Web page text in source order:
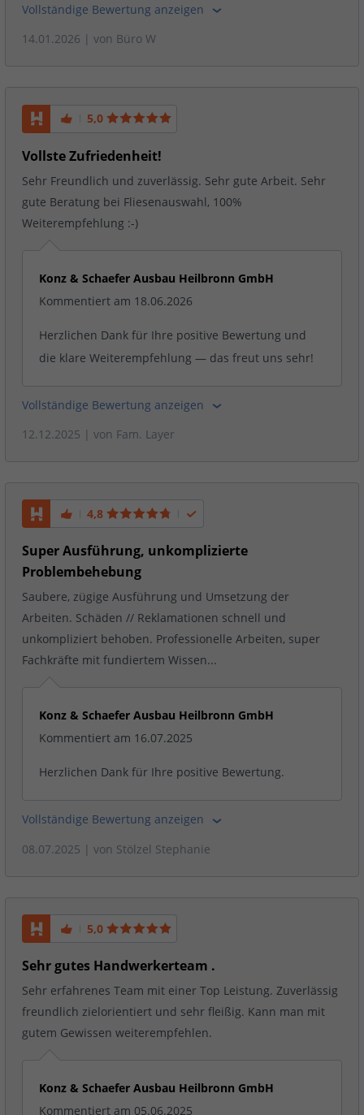
Vollständige Bewertung anzeigen
14.01.2026 | von Büro W
5,0
Vollste Zufriedenheit!
Sehr Freundlich und zuverlässig. Sehr gute Arbeit. Sehr
gute Beratung bei Fliesenauswahl, 100%
Weiterempfehlung :-)
Konz & Schaefer Ausbau Heilbronn GmbH
Kommentiert am 18.06.2026
Herzlichen Dank für Ihre positive Bewertung und
die klare Weiterempfehlung — das freut uns sehr!
Vollständige Bewertung anzeigen
12.12.2025 | von Fam. Layer
4,8
Super Ausführung, unkomplizierte
Problembehebung
Saubere, zügige Ausführung und Umsetzung der
Arbeiten. Schäden // Reklamationen schnell und
unkompliziert behoben. Professionelle Arbeiten, super
Fachkräfte mit fundiertem Wissen...
Konz & Schaefer Ausbau Heilbronn GmbH
Kommentiert am 16.07.2025
Herzlichen Dank für Ihre positive Bewertung.
Vollständige Bewertung anzeigen
08.07.2025 | von Stölzel Stephanie
5,0
Sehr gutes Handwerkerteam .
Sehr erfahrenes Team mit einer Top Leistung. Zuverlässig
freundlich zielorientiert und sehr fleißig. Kann man mit
gutem Gewissen weiterempfehlen.
Konz & Schaefer Ausbau Heilbronn GmbH
Kommentiert am 05.06.2025